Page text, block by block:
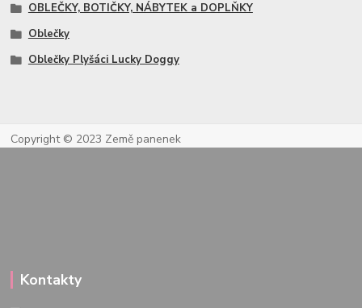
OBLEČKY, BOTIČKY, NÁBYTEK a DOPLŇKY
Oblečky
Oblečky Plyšáci Lucky Doggy
Copyright © 2023 Země panenek
Kontakty